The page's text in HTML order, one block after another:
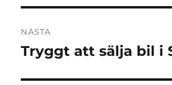
NÄSTA
Nästa
Tryggt att sälja bil i